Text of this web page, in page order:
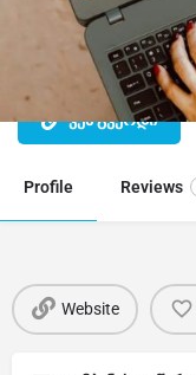
Temu.Com
თემუდან
ვებ გვერდი
Profile Reviews
Website